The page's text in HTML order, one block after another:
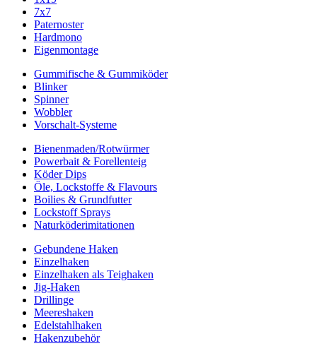
7x7
Paternoster
Hardmono
Eigenmontage
Gummifische & Gummiköder
Blinker
Spinner
Wobbler
Vorschalt-Systeme
Bienenmaden/Rotwürmer
Powerbait & Forellenteig
Köder Dips
Öle, Lockstoffe & Flavours
Boilies & Grundfutter
Lockstoff Sprays
Naturköderimitationen
Gebundene Haken
Einzelhaken
Einzelhaken als Teighaken
Jig-Haken
Drillinge
Meereshaken
Edelstahlhaken
Hakenzubehör